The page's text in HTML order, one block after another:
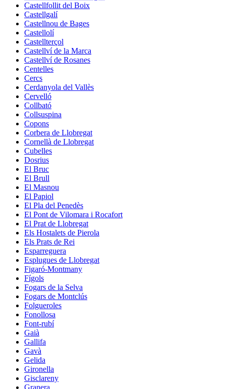
Castellfollit del Boix
Castellgalí
Castellnou de Bages
Castellolí
Castellterçol
Castellví de la Marca
Castellví de Rosanes
Centelles
Cercs
Cerdanyola del Vallès
Cervelló
Collbató
Collsuspina
Copons
Corbera de Llobregat
Cornellà de Llobregat
Cubelles
Dosrius
El Bruc
El Brull
El Masnou
El Papiol
El Pla del Penedès
El Pont de Vilomara i Rocafort
El Prat de Llobregat
Els Hostalets de Pierola
Els Prats de Rei
Esparreguera
Esplugues de Llobregat
Figaró-Montmany
Fígols
Fogars de la Selva
Fogars de Montclús
Folgueroles
Fonollosa
Font-rubí
Gaià
Gallifa
Gavà
Gelida
Gironella
Gisclareny
Granera